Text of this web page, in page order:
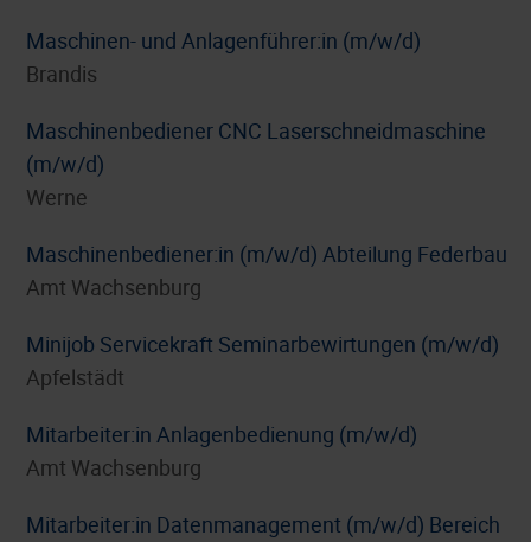
Maschinen- und Anlagenführer:in (m/w/d)
Brandis
Maschinenbediener CNC Laserschneidmaschine
(m/w/d)
Werne
Maschinenbediener:in (m/w/d) Abteilung Federbau
Amt Wachsenburg
Minijob Servicekraft Seminarbewirtungen (m/w/d)
Apfelstädt
Mitarbeiter:in Anlagenbedienung (m/w/d)
Amt Wachsenburg
Mitarbeiter:in Datenmanagement (m/w/d) Bereich